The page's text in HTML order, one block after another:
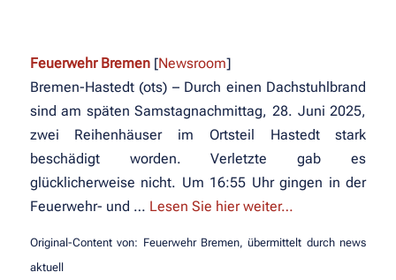
Feuerwehr Bremen[Newsroom]
Bremen-Hastedt (ots) – Durch einen Dachstuhlbrand
sind am späten Samstagnachmittag, 28. Juni 2025,
zwei Reihenhäuser im Ortsteil Hastedt stark
beschädigt worden. Verletzte gab es
glücklicherweise nicht. Um 16:55 Uhr gingen in der
Feuerwehr- und … Lesen Sie hier weiter…
Original-Content von: Feuerwehr Bremen, übermittelt durch news
aktuell